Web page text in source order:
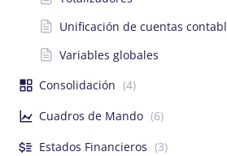
Unificación de cuentas
Variables globales
Consolidación (4)
Cuadros de Mando (6)
Estados Financieros (3)